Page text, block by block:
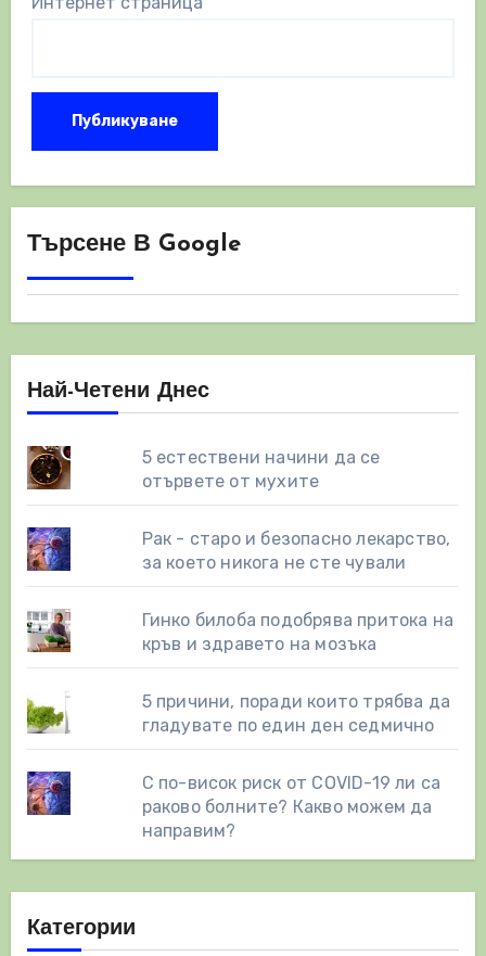
Търсене В Google
Най-Четени Днес
5 естествени начини да се
отървете от мухите
Рак - старо и безопасно лекарство,
за което никога не сте чували
Гинко билоба подобрява притока на
кръв и здравето на мозъка
5 причини, поради които трябва да
гладувате по един ден седмично
С по-висок риск от COVID-19 ли са
раково болните? Какво можем да
направим?
Категории